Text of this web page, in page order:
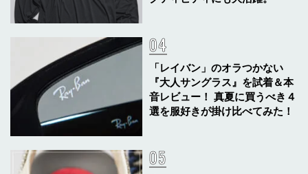
「レイバン」のオラつかない
『大人サングラス』を試着＆本
音レビュー！ 真夏に買うべき４
選を服好きが掛け比べてみた！